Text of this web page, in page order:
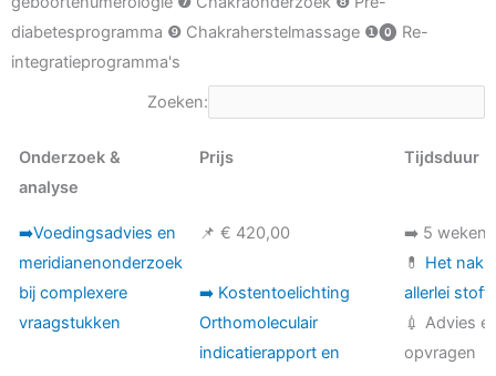
diabetesprogramma ❾ Chakraherstelmassage ❶⓿ Re-
integratieprogramma's
Zoeken:
Onderzoek &
analyse
Prijs Tijdsduur
Onderzoek &
analyse
Prijs Tijdsduur
➡️Voedingsadvies en
meridianenonderzoek
bij complexere
vraagstukken
📌 € 420,00
➡️ Kostentoelichting
Orthomoleculair
indicatierapport en
➡️ 5 weken
💊 Het
allerlei
💉 Advies
opvragen